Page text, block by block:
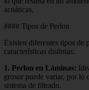
acuáticas.
#### Tipos de Perlon
Existen diferentes tipos de
características distintas:
1. Perlon en Láminas:
grosor puede variar, por lo
sistema de filtrado.